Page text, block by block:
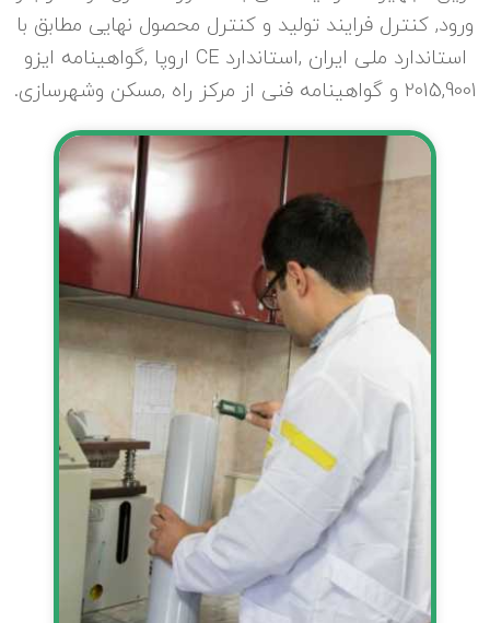
ورود, کنترل فرایند تولید و کنترل محصول نهایی مطابق با
استاندارد ملی ایران ,استاندارد CE اروپا ,گواهینامه ایزو
2015,9001 و گواهینامه فنی از مرکز راه ,مسکن وشهرسازی.